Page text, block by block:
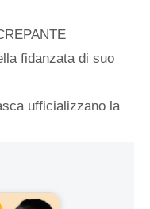
fidanzata di suo
ufficializzano la